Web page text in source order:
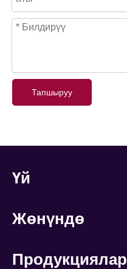
Тапшыруу
Үй
Жөнүндө
Продукциялар